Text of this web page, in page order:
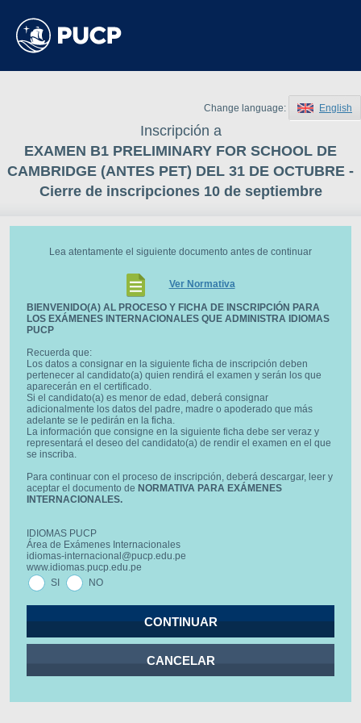
Change language: English
Inscripción a
EXAMEN B1 PRELIMINARY FOR SCHOOL DE
CAMBRIDGE (ANTES PET) DEL 31 DE OCTUBRE -
Cierre de inscripciones 10 de septiembre
Lea atentamente el siguiente documento antes de continuar
Ver Normativa
BIENVENIDO(A) AL PROCESO Y FICHA DE INSCRIPCIÓN PARA
LOS EXÁMENES INTERNACIONALES QUE ADMINISTRA IDIOMAS
PUCP
Recuerda que:
Los datos a consignar en la siguiente ficha de inscripción deben
pertenecer al candidato(a) quien rendirá el examen y serán los que
aparecerán en el certificado.
Si el candidato(a) es menor de edad, deberá consignar
adicionalmente los datos del padre, madre o apoderado que más
adelante se le pedirán en la ficha.
La información que consigne en la siguiente ficha debe ser veraz y
representará el deseo del candidato(a) de rendir el examen en el que
se inscriba.
Para continuar con el proceso de inscripción, deberá descargar, leer y
aceptar el documento de NORMATIVA PARA EXÁMENES
INTERNACIONALES.
IDIOMAS PUCP
Área de Exámenes Internacionales
idiomas-internacional@pucp.edu.pe
www.idiomas.pucp.edu.pe
SI
NO